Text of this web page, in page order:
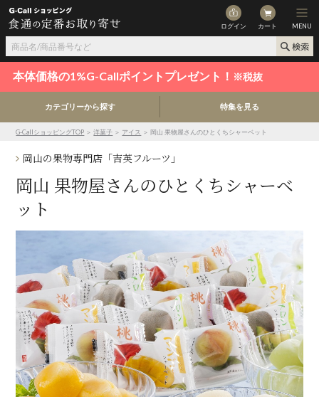
ログイン カート MENU
本体価格の1%G-Callポイントプレゼント！ ※税抜
カテゴリーから探す 特集を見る
G-CallショッピングTOP ＞洋菓子 ＞ アイス ＞ 岡山 果物屋さんのひとくちシャーベット
岡山の果物専門店「吉英フルーツ」
岡山 果物屋さんのひとくちシャーベ
ット